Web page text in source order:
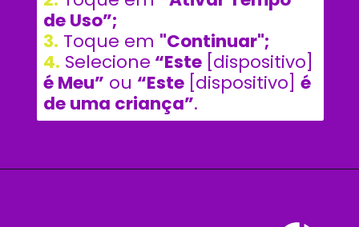
de Uso”;
3. Toque em "Continuar";
4. Selecione “Este
é Meu” ou “Este [dispositivo] é
de uma criança”.